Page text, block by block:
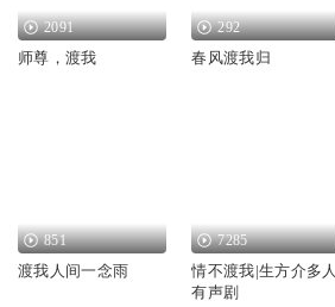
2091
师尊，渡我
292
春风渡我归
851
渡我人间一念雨
7285
情不渡我|生方介多人
有声剧